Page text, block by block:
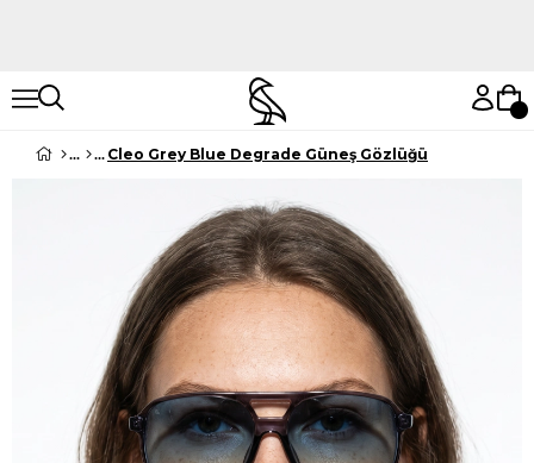
Cleo Grey Blue Degrade Güneş Gözlüğü